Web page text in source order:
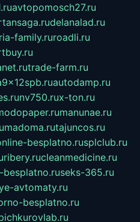
avtopomosch27.ru
delanalad.ru
family.ruroadli.ru
trade-farm.ru
autodamp.ru
nv750.rux-ton.ru
manunae.ru
madoma.rutajuncos.ru
besplatno.rusplclub.ru
ribery.rucleanmedicine.ru
seks-365.ru
avtomaty.ru
besplatno.ru